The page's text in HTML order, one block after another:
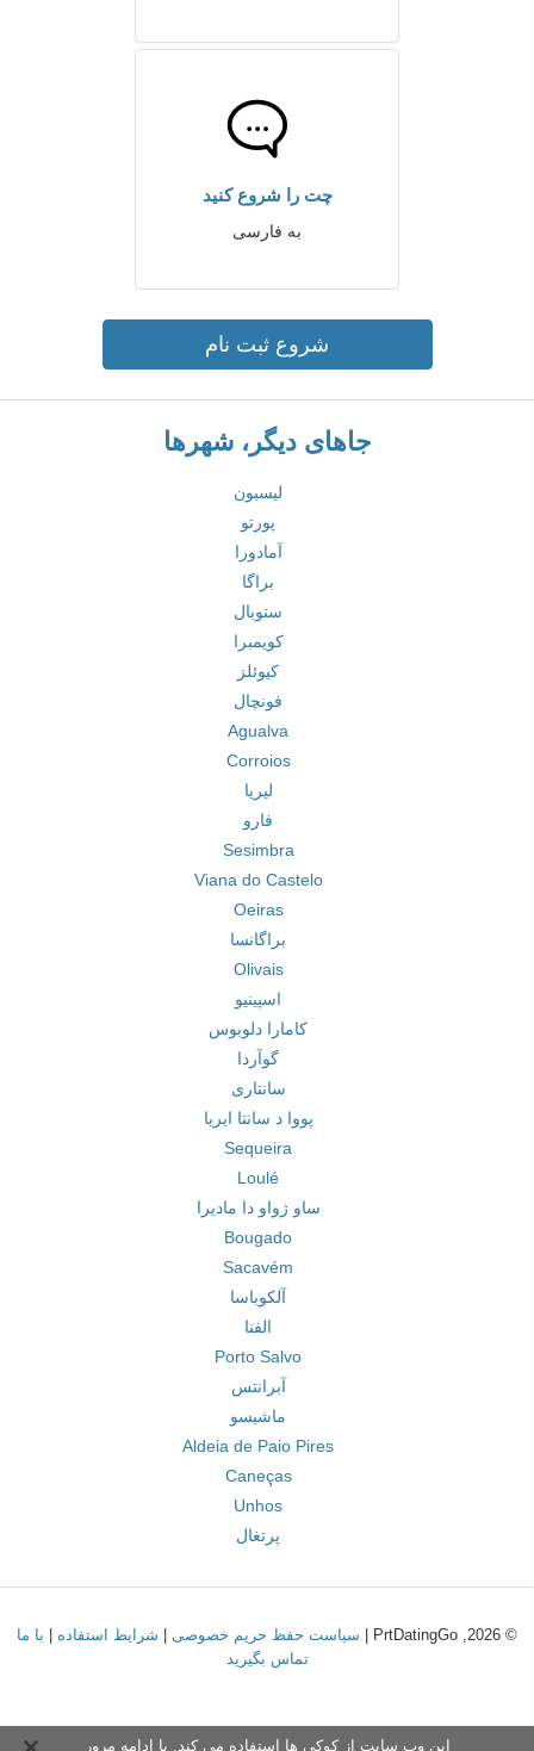
چت را شروع کنید
به فارسی
شروع ثبت نام
جاهای دیگر، شهرها
لیسبون
پورتو
آمادورا
براگا
ستوبال
کویمبرا
کیوئلز
فونچال
Agualva
Corroios
لیریا
فارو
Sesimbra
Viana do Castelo
Oeiras
براگانسا
Olivais
اسپینیو
کامارا دلوبوس
گوآردا
سانتاری
پووا د سانتا ایریا
Sequeira
Loulé
ساو ژواو دا مادیرا
Bougado
Sacavém
آلکوباسا
الفنا
Porto Salvo
آبرانتس
ماشیسو
Aldeia de Paio Pires
Caneças
Unhos
پرتغال
© 2026, PrtDatingGo | سیاست حفظ حریم خصوصی شرایط استفاده
با ما
تماس بگیرید
این وب سایت از کوکی ها استفاده می کند. با ادامه مرور